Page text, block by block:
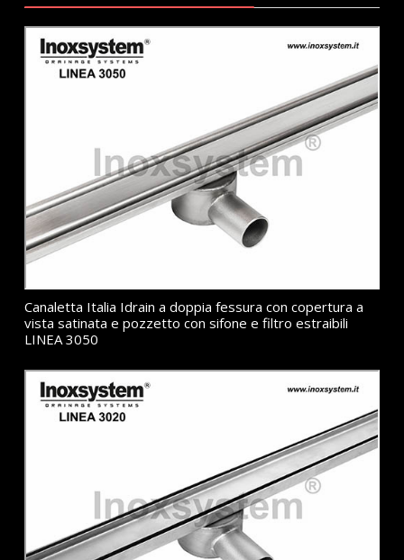
Canaletta Italia Idrain a doppia fessura con copertura a
vista satinata e pozzetto con sifone e filtro estraibili
LINEA 3050